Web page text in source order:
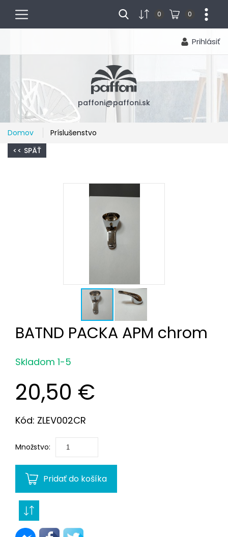
Prihlásiť
paffoni@paffoni.sk
menu 0 0
Domov
Príslušenstvo
<< SPÄŤ
BATND PACKA APM chrom
Skladom 1-5
20,50 €
Kód: ZLEV002CR
Množstvo:
Pridať do košíka